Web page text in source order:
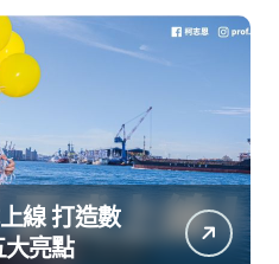
線 打造數
亮點